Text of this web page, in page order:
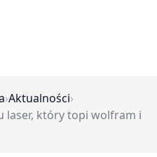
›Aktualności›
laser, który topi wolfram i